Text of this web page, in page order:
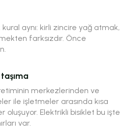
aynı: kirli zincire yağ atmak,
farksızdır. Önce
merkezlerinden ve
ile işletmeler arasında kısa
oluşuyor. Elektrikli bisiklet bu işte
var.